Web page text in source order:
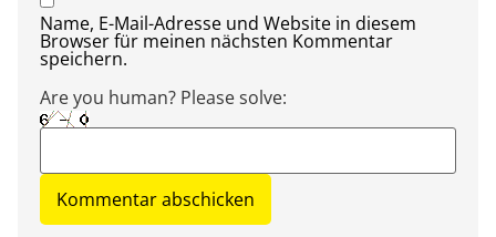
Name, E-Mail-Adresse und Website in diesem
Browser für meinen nächsten Kommentar
speichern.
Are you human? Please solve: